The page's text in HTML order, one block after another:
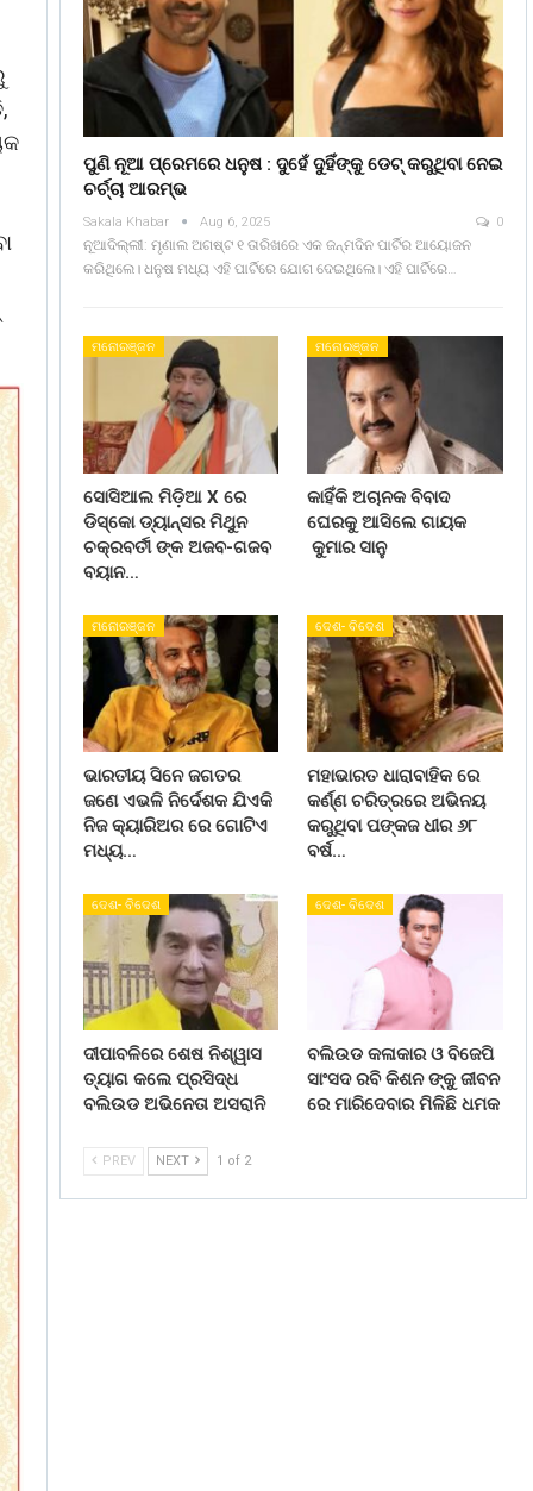
ପୁଣି ନୂଆ ପ୍ରେମରେ ଧନୁଷ : ଦୁହେଁ ଦୁହିଁଙ୍କୁ ଡେଟ୍ କରୁଥିବା ନେଇ
ଚର୍ଚ୍ଚା ଆରମ୍ଭ
Sakala Khabar Aug 6, 2025 0
ନୂଆଦିଲ୍ଲୀ: ମୃଣାଲ ଅଗଷ୍ଟ ୧ ତାରିଖରେ ଏକ ଜନ୍ମଦିନ ପାର୍ଟିର ଆୟୋଜନ
କରିଥିଲେ। ଧନୁଷ ମଧ୍ୟ ଏହି ପାର୍ଟିରେ ଯୋଗ ଦେଇଥିଲେ। ଏହି ପାର୍ଟିରେ…
ମନୋରଞ୍ଜନ
ସୋସିଆଲ ମିଡ଼ିଆ X ରେ
ଡିସ୍କୋ ଡ୍ୟାନ୍ସର ମିଥୁନ
ଚକ୍ରବର୍ତୀ ଙ୍କ ଅଜବ-ଗଜବ
ବୟାନ…
ମନୋରଞ୍ଜନ
କାହିଁକି ଅଚାନକ ବିବାଦ
ଘେରକୁ ଆସିଲେ ଗାୟକ
କୁମାର ସାନୁ
ମନୋରଞ୍ଜନ
ଭାରତୀୟ ସିନେ ଜଗତର
ଜଣେ ଏଭଳି ନିର୍ଦେଶକ ଯିଏକି
ନିଜ କ୍ୟାରିଅର ରେ ଗୋଟିଏ
ମଧ୍ୟ…
ଦେଶ- ବିଦେଶ
ମହାଭାରତ ଧାରାବାହିକ ରେ
କର୍ଣ୍ଣ ଚରିତ୍ରରେ ଅଭିନୟ
କରୁଥିବା ପଙ୍କଜ ଧୀର ୬୮
ବର୍ଷ…
ଦେଶ- ବିଦେଶ
ଦୀପାବଳିରେ ଶେଷ ନିଶ୍ୱାସ
ତ୍ୟାଗ କଲେ ପ୍ରସିଦ୍ଧ
ବଲିଉଡ ଅଭିନେତା ଅସରାନି
ଦେଶ- ବିଦେଶ
ବଲିଉଡ କଳାକାର ଓ ବିଜେପି
ସାଂସଦ ରବି କିଶନ ଙ୍କୁ ଜୀବନ
ରେ ମାରିଦେବାର ମିଳିଛି ଧମକ
PREV NEXT 1 of 2